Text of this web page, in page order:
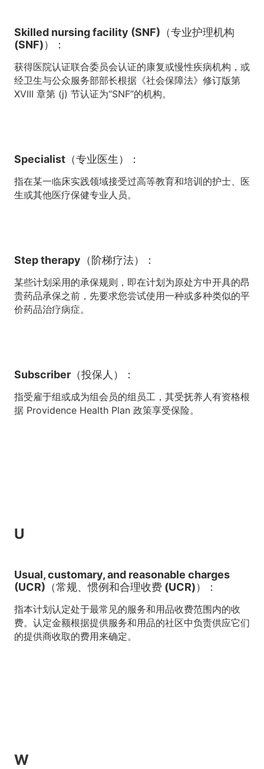
Skilled nursing facility (SNF)（专业护理机构
(SNF)）：
获得医院认证联合委员会认证的康复或慢性疾病机构，或
经卫生与公众服务部部长根据《社会保障法》修订版第
XVIII 章第 (j) 节认证为“SNF”的机构。
Specialist（专业医生）：
指在某一临床实践领域接受过高等教育和培训的护士、医
生或其他医疗保健专业人员。
Step therapy（阶梯疗法）：
某些计划采用的承保规则，即在计划为原处方中开具的昂
贵药品承保之前，先要求您尝试使用一种或多种类似的平
价药品治疗病症。
Subscriber（投保人）：
指受雇于组或成为组会员的组员工，其受抚养人有资格根
据 Providence Health Plan 政策享受保险。
U
Usual, customary, and reasonable charges
(UCR)（常规、惯例和合理收费 (UCR)）：
指本计划认定处于最常见的服务和用品收费范围内的收
费。认定金额根据提供服务和用品的社区中负责供应它们
的提供商收取的费用来确定。
W